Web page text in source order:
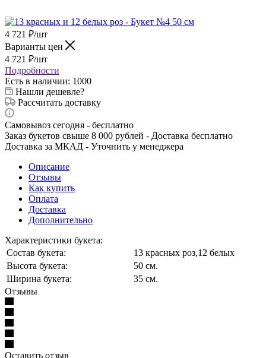
4 721 ₽/шт
Варианты цен
4 721 ₽/шт
Подробности
Есть в наличии: 1000
Нашли дешевле?
Рассчитать доставку
Самовывоз сегодня - бесплатно
Заказ букетов свыше 8 000 рублей - Доставка бесплатно
Доставка за МКАД - Уточнить у менеджера
Описание
Отзывы
Как купить
Оплата
Доставка
Дополнительно
Характеристики букета:
Состав букета:
13 красных роз,12 белых
Высота букета:
50 см.
Ширина букета:
35 см.
Отзывы
Оставить отзыв